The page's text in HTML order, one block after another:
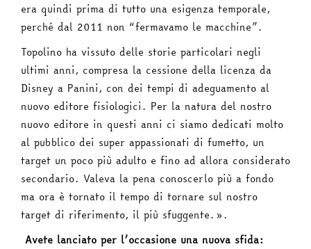
era quindi prima di tutto una esigenza temporale,
perché dal 2011 non “fermavamo le macchine”.
Topolino ha vissuto delle storie particolari negli
ultimi anni, compresa la cessione della licenza da
Disney a Panini, con dei tempi di adeguamento al
nuovo editore fisiologici. Per la natura del nostro
nuovo editore in questi anni ci siamo dedicati molto
al pubblico dei super appassionati di fumetto, un
target un poco più adulto e fino ad allora considerato
secondario. Valeva la pena conoscerlo più a fondo
ma ora è tornato il tempo di tornare sul nostro
target di riferimento, il più sfuggente.».
Avete lanciato per l’occasione una nuova sfida: